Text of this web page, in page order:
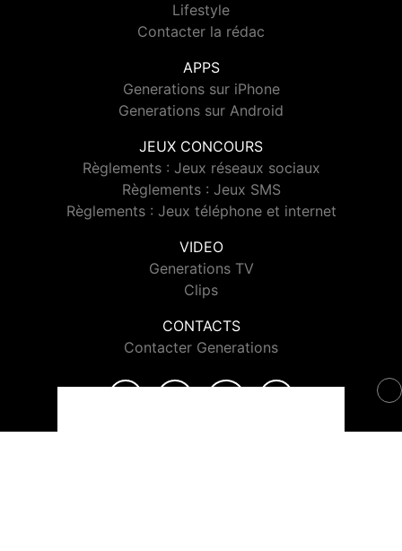
Lifestyle
Contacter la rédac
APPS
Generations sur iPhone
Generations sur Android
JEUX CONCOURS
Règlements : Jeux réseaux sociaux
Règlements : Jeux SMS
Règlements : Jeux téléphone et internet
VIDEO
Generations TV
Clips
CONTACTS
Contacter Generations